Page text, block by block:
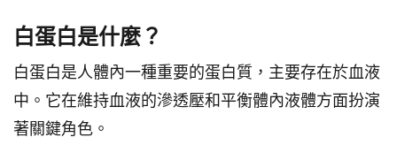
白蛋白是什麼？
白蛋白是人體內一種重要的蛋白質，主要存在於血液
中。它在維持血液的滲透壓和平衡體內液體方面扮演
著關鍵角色。